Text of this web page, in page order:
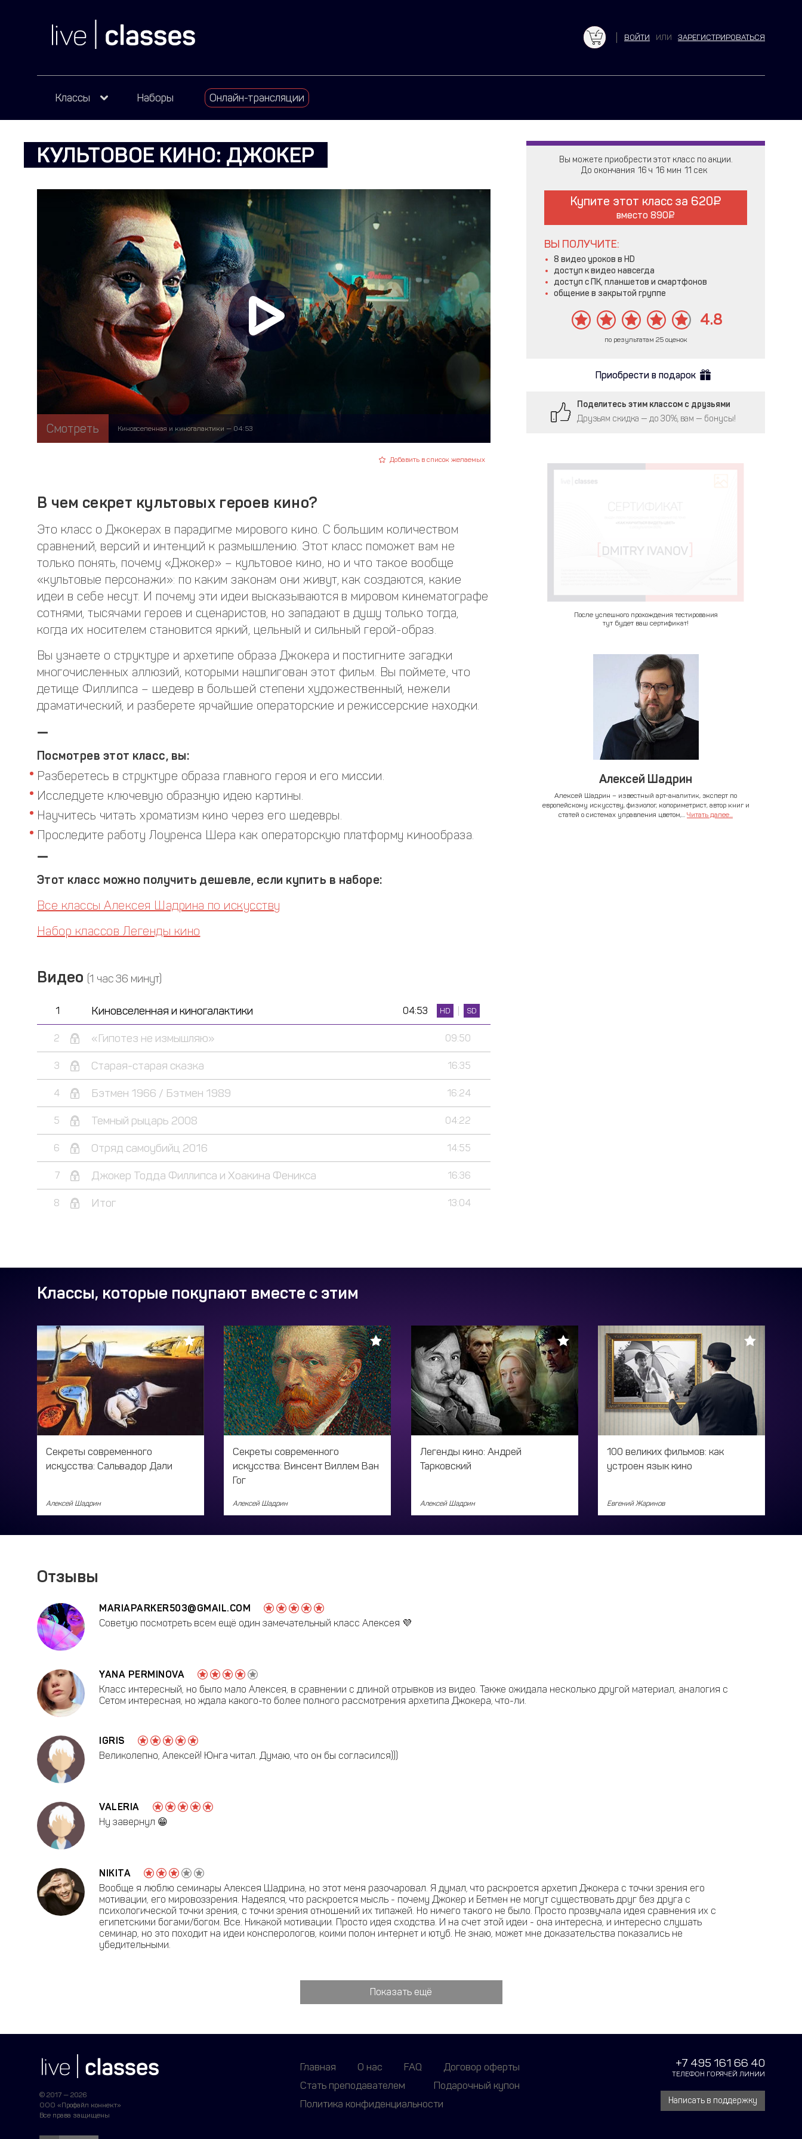
ВОЙТИ ИЛИ ЗАРЕГИСТРИРОВАТЬСЯ
Классы Наборы Онлайн-трансляции
КУЛЬТОВОЕ КИНО: ДЖОКЕР
Смотреть Киновселенная и киногалактики — 04:53
Добавить в список желаемых
В чем секрет культовых героев кино?
Это класс о Джокерах в парадигме мирового кино. С большим количеством
сравнений, версий и интенций к размышлению. Этот класс поможет вам не
только понять, почему «Джокер» – культовое кино, но и что такое вообще
«культовые персонажи»: по каким законам они живут, как создаются, какие
идеи в себе несут. И почему эти идеи высказываются в мировом кинематографе
сотнями, тысячами героев и сценаристов, но западают в душу только тогда,
когда их носителем становится яркий, цельный и сильный герой-образ.
Вы узнаете о структуре и архетипе образа Джокера и постигните загадки
многочисленных аллюзий, которыми нашпигован этот фильм. Вы поймете, что
детище Филлипса – шедевр в большей степени художественный, нежели
драматический, и разберете ярчайшие операторские и режиссерские находки.
—
Посмотрев этот класс, вы:
Разберетесь в структуре образа главного героя и его миссии.
Исследуете ключевую образную идею картины.
Научитесь читать хроматизм кино через его шедевры.
Проследите работу Лоуренса Шера как операторскую платформу кинообраза.
—
Этот класс можно получить дешевле, если купить в наборе:
Все классы Алексея Шадрина по искусству
Набор классов Легенды кино
Видео (1 час 36 минут)
1 Киновселенная и киногалактики 04:53 HD SD
2 «Гипотез не измышляю» 09:50
3 Старая-старая сказка 16:35
4 Бэтмен 1966 / Бэтмен 1989 16:24
5 Темный рыцарь 2008 04:22
6 Отряд самоубийц 2016 14:55
7 Джокер Тодда Филлипса и Хоакина Феникса 16:36
8 Итог 13:04
Вы можете приобрести этот класс по акции.
До окончания 16 16 10
Купите этот класс за 620
вместо 890
ВЫ ПОЛУЧИТЕ:
8 видео уроков в HD
доступ к видео навсегда
доступ с ПК, планшетов и смартфонов
общение в закрытой группе
4.8
по результатам 25 оценок
Приобрести в подарок
Поделитесь этим классом с друзьями
Друзьям скидка — до 30%, вам — бонусы!
После успешного прохождения тестирования
тут будет ваш сертификат!
Алексей Шадрин
Алексей Шадрин – известный арт-аналитик, эксперт по
европейскому искусству, физиолог, колориметрист, автор книг и
статей о системах управления цветом,... Читать далее...
Классы, которые покупают вместе с этим
Секреты современного
искусства: Сальвадор Дали
Алексей Шадрин
Секреты современного
искусства: Винсент Виллем Ван
Гог
Алексей Шадрин
Легенды кино: Андрей
Тарковский
Алексей Шадрин
100 великих фильмов: как
устроен язык кино
Евгений Жаринов
Отзывы
MARIAPARKER503@GMAIL.COM
Советую посмотреть всем ещё один замечательный класс Алексея 💜
YANA PERMINOVA
Класс интересный, но было мало Алексея, в сравнении с длиной отрывков из видео. Также ожидала несколько другой материал, аналогия с
Сетом интересная, но ждала какого-то более полного рассмотрения архетипа Джокера, что-ли.
IGRIS
Великолепно, Алексей! Юнга читал. Думаю, что он бы согласился)))
VALERIA
Ну завернул 😁
NIKITA
Вообще я люблю семинары Алексея Шадрина, но этот меня разочаровал. Я думал, что раскроется архетип Джокера с точки зрения его
мотивации, его мировоззрения. Надеялся, что раскроется мысль - почему Джокер и Бетмен не могут существовать друг без друга с
психологической точки зрения, с точки зрения отношений их типажей. Но ничего такого не было. Просто прозвучала идея сравнения их с
египетскими богами/богом. Все. Никакой мотивации. Просто идея сходства. И на счет этой идеи - она интересна, и интересно слушать
семинар, но это походит на идеи консперологов, коими полон интернет и ютуб. Не знаю, может мне доказательства показались не
убедительными.
Показать ещё
© 2017 — 2026
ООО «Профайл коннект»
Все права защищены
Главная О нас FAQ
Договор оферты
Стать преподавателем
Подарочный купон
Политика конфиденциальности
+7 495 161 66 40
ТЕЛЕФОН ГОРЯЧЕЙ ЛИНИИ
Написать в поддержку